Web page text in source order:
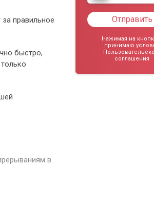
правильное
быстро,
в
Отправить
Нажимая на
принимаю
соглашения